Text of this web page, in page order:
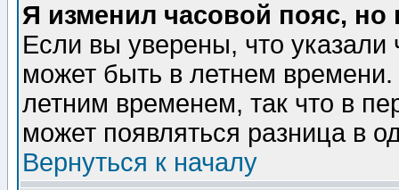
Я изменил часовой пояс,
Если вы уверены, что указали
может быть в летнем
летним временем, так что в
может появляться разница в
Вернуться к началу